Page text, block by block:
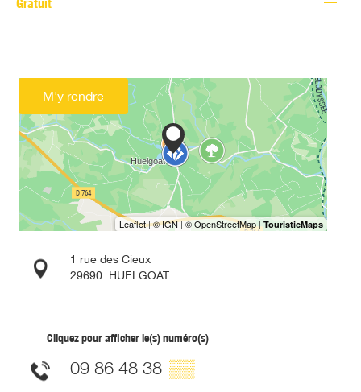
Gratuit
M'y rendre
1 rue des Cieux
29690 HUELGOAT
Cliquez pour afficher le(s) numéro(s)
09 86 48 38 ▒▒